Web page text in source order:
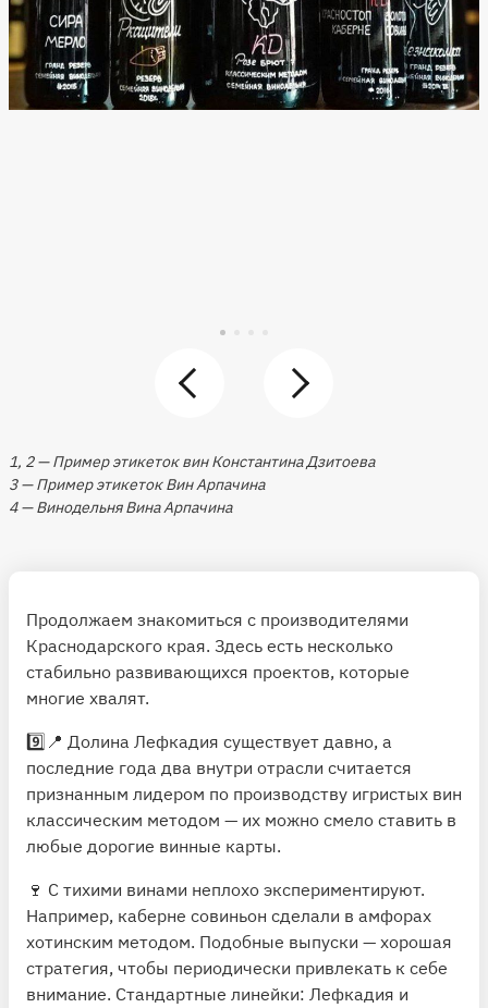
1, 2 — Пример этикеток вин Константина Дзитоева
3 — Пример этикеток Вин Арпачина
4 — Винодельня Вина Арпачина
Продолжаем знакомиться с производителями
Краснодарского края. Здесь есть несколько
стабильно развивающихся проектов, которые
многие хвалят.
9️⃣📍 Долина Лефкадия существует давно, а
последние года два внутри отрасли считается
признанным лидером по производству игристых вин
классическим методом — их можно смело ставить в
любые дорогие винные карты.
🍷 С тихими винами неплохо экспериментируют.
Например, каберне совиньон сделали в амфорах
хотинским методом. Подобные выпуски — хорошая
стратегия, чтобы периодически привлекать к себе
внимание. Стандартные линейки: Лефкадия и